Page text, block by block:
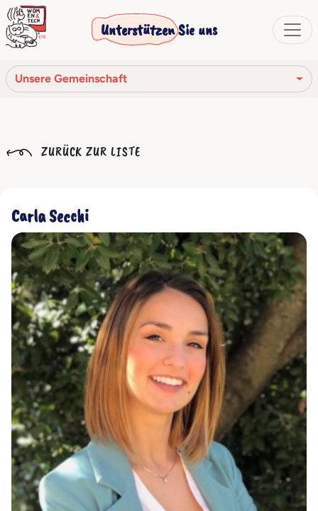
Unterstützen Sie uns
Unsere Gemeinschaft
Unsere Geschichte
Unser Netzwerk
Unsere Gemeinschaft
ZURÜCK ZUR LISTE
Carla Secchi